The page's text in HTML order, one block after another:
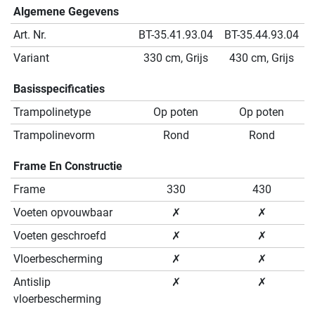
Algemene Gegevens
Art. Nr.
BT-35.41.93.04
BT-35.44.93.04
Variant
330 cm, Grijs 430 cm, Grijs
Basisspecificaties
Trampolinetype
Op poten
Op poten
Trampolinevorm
Rond Rond
Frame En Constructie
Frame
330
430
Voeten opvouwbaar
✗
✗
Voeten geschroefd
✗
✗
Vloerbescherming
✗
✗
Antislip
vloerbescherming
✗ ✗